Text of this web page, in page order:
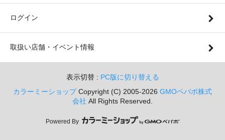
ログイン
取扱い店舗・イベント情報
表示切替 : PC版に切り替える
カラーミーショップCopyright (C) 2005-2026 GMOペパボ株式
会社 All Rights Reserved.
Powered By